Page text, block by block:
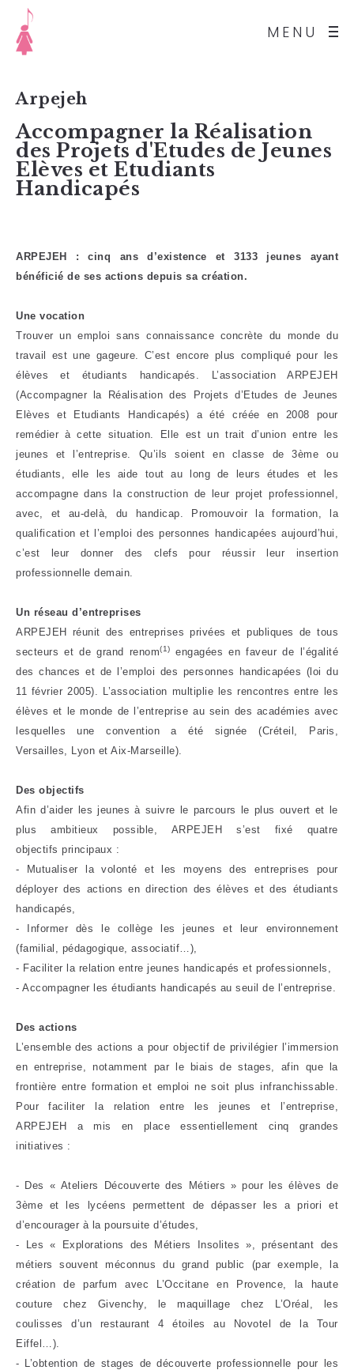
MENU
Arpejeh
Accompagner la Réalisation
des Projets d'Etudes de Jeunes
Elèves et Etudiants
Handicapés
ARPEJEH : cinq ans d’existence et 3133 jeunes ayant
bénéficié de ses actions depuis sa création.
Une vocation
Trouver un emploi sans connaissance concrète du monde du
travail est une gageure. C’est encore plus compliqué pour les
élèves et étudiants handicapés. L’association ARPEJEH
(Accompagner la Réalisation des Projets d’Etudes de Jeunes
Elèves et Etudiants Handicapés) a été créée en 2008 pour
remédier à cette situation. Elle est un trait d’union entre les
jeunes et l’entreprise. Qu’ils soient en classe de 3ème ou
étudiants, elle les aide tout au long de leurs études et les
accompagne dans la construction de leur projet professionnel,
avec, et au-delà, du handicap. Promouvoir la formation, la
qualification et l’emploi des personnes handicapées aujourd’hui,
c’est leur donner des clefs pour réussir leur insertion
professionnelle demain.
Un réseau d’entreprises
ARPEJEH réunit des entreprises privées et publiques de tous
secteurs et de grand renom(1) engagées en faveur de l’égalité
des chances et de l’emploi des personnes handicapées (loi du
11 février 2005). L’association multiplie les rencontres entre les
élèves et le monde de l’entreprise au sein des académies avec
lesquelles une convention a été signée (Créteil, Paris,
Versailles, Lyon et Aix-Marseille).
Des objectifs
Afin d’aider les jeunes à suivre le parcours le plus ouvert et le
plus ambitieux possible, ARPEJEH s’est fixé quatre
objectifs principaux :
- Mutualiser la volonté et les moyens des entreprises pour
déployer des actions en direction des élèves et des étudiants
handicapés,
- Informer dès le collège les jeunes et leur environnement
(familial, pédagogique, associatif…),
- Faciliter la relation entre jeunes handicapés et professionnels,
- Accompagner les étudiants handicapés au seuil de l’entreprise.
Des actions
L’ensemble des actions a pour objectif de privilégier l’immersion
en entreprise, notamment par le biais de stages, afin que la
frontière entre formation et emploi ne soit plus infranchissable.
Pour faciliter la relation entre les jeunes et l’entreprise,
ARPEJEH a mis en place essentiellement cinq grandes
initiatives :
- Des « Ateliers Découverte des Métiers » pour les élèves de
3ème et les lycéens permettent de dépasser les a priori et
d’encourager à la poursuite d’études,
- Les « Explorations des Métiers Insolites », présentant des
métiers souvent méconnus du grand public (par exemple, la
création de parfum avec L’Occitane en Provence, la haute
couture chez Givenchy, le maquillage chez L’Oréal, les
coulisses d’un restaurant 4 étoiles au Novotel de la Tour
Eiffel…).
- L’obtention de stages de découverte professionnelle pour les